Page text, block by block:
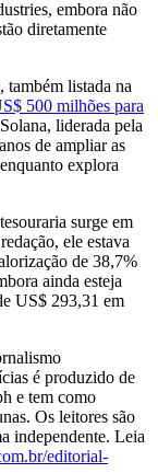
embora não
diretamente
listada na
500 milhões para
liderada pela
de ampliar as
explora
surge em
ele estava
de 38,7%
ainda esteja
US$ 293,31 em
é produzido de
e tem como
Os leitores são
independente. Leia
editorial-